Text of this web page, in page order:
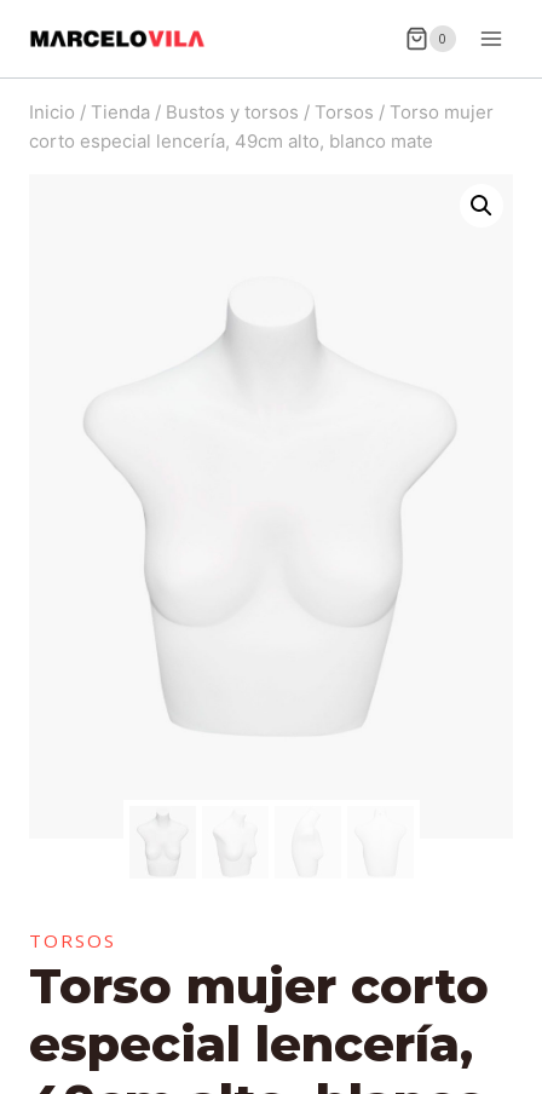
contenido
0
Inicio / Tienda / Bustos y torsos / Torsos / Torso mujer
corto especial lencería, 49cm alto, blanco mate
TORSOS
Torso mujer corto
especial lencería,